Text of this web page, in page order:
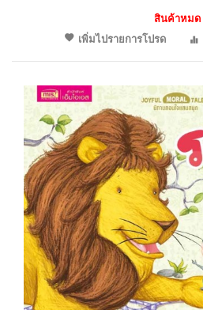
สินค้าหมด
เพิ่มไปรายการโปรด